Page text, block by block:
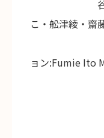
谷内愛・
こ・舩津
プ
ョン:Fumie